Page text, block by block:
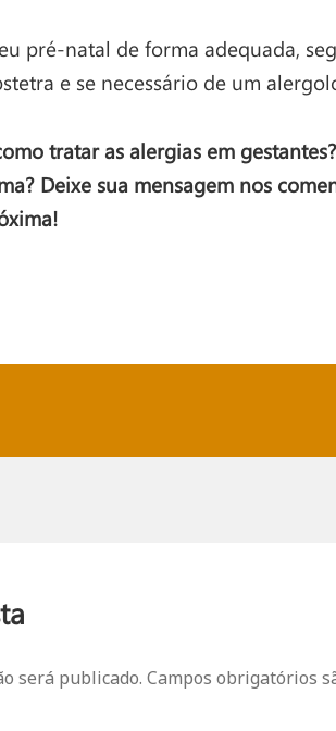
pré-natal de forma adequada,
e se necessário de um
tratar as alergias em
Deixe sua mensagem nos
será publicado. Campos obrigatórios